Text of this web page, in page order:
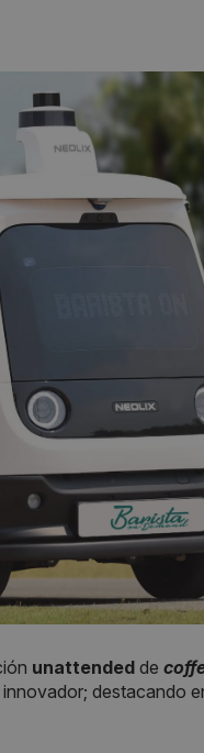
unattended de
destacando